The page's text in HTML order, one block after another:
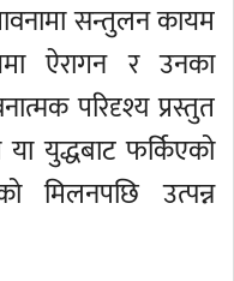
सन्तुलन कायम
ऐरागन र उनका
परिदृश्य प्रस्तुत
युद्धबाट फर्किएको
मिलनपछि उत्पन्न